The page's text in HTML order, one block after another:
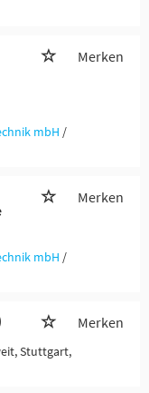
Merken
mbH /
Merken
mbH /
Merken
Stuttgart,